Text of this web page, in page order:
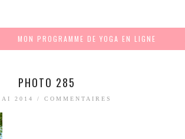
MON PROGRAMME DE YOGA EN LIGNE
PHOTO 285
2014 /COMMENTAIRES